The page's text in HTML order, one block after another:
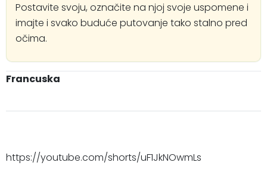
Postavite svoju, označite na njoj svoje uspomene i
imajte i svako buduće putovanje tako stalno pred
očima.
Francuska
https://youtube.com/shorts/uF1JkNOwmLs